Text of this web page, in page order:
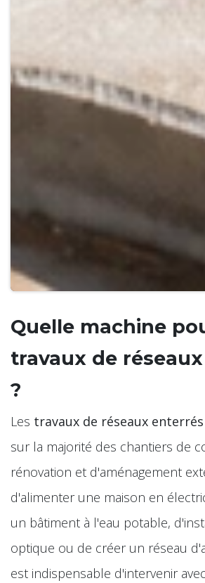
Quelle machine
travaux de
?
Les travaux de réseaux enterrés
sur la majorité des chantiers de
rénovation et d'aménagement
d'alimenter une maison en
un bâtiment à l'eau potable,
optique ou de créer un réseau
est indispensable d'intervenir